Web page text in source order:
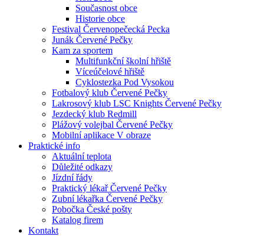
Současnost obce
Historie obce
Festival Červenopečecká Pecka
Junák Červené Pečky
Kam za sportem
Multifunkční školní hřiště
Víceúčelové hřiště
Cyklostezka Pod Vysokou
Fotbalový klub Červené Pečky
Lakrosový klub LSC Knights Červené Pečky
Jezdecký klub Redmill
Plážový volejbal Červené Pečky
Mobilní aplikace V obraze
Praktické info
Aktuální teplota
Důležité odkazy
Jízdní řády
Praktický lékař Červené Pečky
Zubní lékařka Červené Pečky
Pobočka České pošty
Katalog firem
Kontakt